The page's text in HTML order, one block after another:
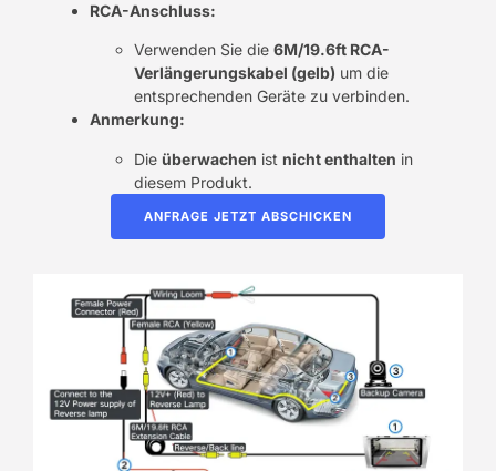
RCA-Anschluss:
Verwenden Sie die 6M/19.6ft RCA-
Verlängerungskabel (gelb) um die
entsprechenden Geräte zu verbinden.
Anmerkung:
Die überwachen ist nicht enthalten in
diesem Produkt.
ANFRAGE JETZT ABSCHICKEN